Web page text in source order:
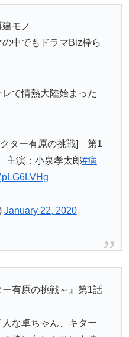
モノ
中でもドラマBiz枠ら
で情熱大陸始まった
ター有原の挑戦] 第1
演：小泉孝太郎#病
January 22, 2020
ー有原の挑戦～』第1話
な卓ちゃん、キター